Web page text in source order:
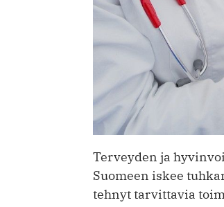
Terveyden ja
Suomeen iskee
tehnyt tarvittavia